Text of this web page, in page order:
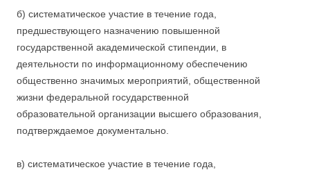
б) систематическое участие в течение года,
предшествующего назначению повышенной
государственной академической стипендии, в
деятельности по информационному обеспечению
общественно значимых мероприятий, общественной
жизни федеральной государственной
образовательной организации высшего образования,
подтверждаемое документально.
в) систематическое участие в течение года,